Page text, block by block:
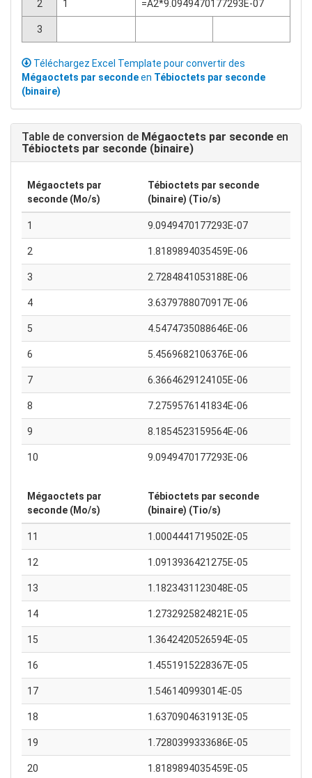
2 1 =A2*9.0949470177293E-07
3
Téléchargez Excel Template pour convertir des
Mégaoctets par secondeen Tébioctets par seconde
(binaire)
Table de conversion de Mégaoctets par seconde en
Tébioctets par seconde (binaire)
Mégaoctets par
seconde (Mo/s)
Tébioctets par seconde
(binaire) (Tio/s)
1 9.0949470177293E-07
2 1.8189894035459E-06
3 2.7284841053188E-06
4 3.6379788070917E-06
5 4.5474735088646E-06
6 5.4569682106376E-06
7 6.3664629124105E-06
8 7.2759576141834E-06
9 8.1854523159564E-06
10 9.0949470177293E-06
Mégaoctets par
seconde (Mo/s)
Tébioctets par seconde
(binaire) (Tio/s)
11 1.0004441719502E-05
12 1.0913936421275E-05
13 1.1823431123048E-05
14 1.2732925824821E-05
15 1.3642420526594E-05
16 1.4551915228367E-05
17 1.546140993014E-05
18 1.6370904631913E-05
19 1.7280399333686E-05
20 1.8189894035459E-05